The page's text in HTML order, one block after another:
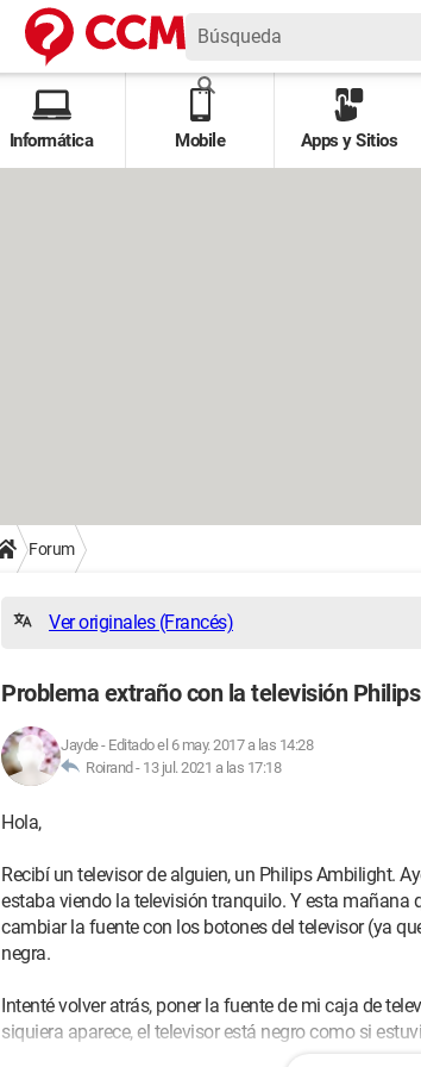
Informática Mobile Apps y Sitios
Forum
Ver originales (Francés)
Problema extraño con la televisión Philips
Jayde- Editado el 6 may. 2017 a las 14:28
Roirand - 13 jul. 2021 a las 17:18
Hola,
Recibí un televisor de alguien, un Philips Ambilight.
estaba viendo la televisión tranquilo. Y esta mañana
cambiar la fuente con los botones del televisor (ya
negra.
Intenté volver atrás, poner la fuente de mi caja de
siquiera aparece, el televisor está negro como si